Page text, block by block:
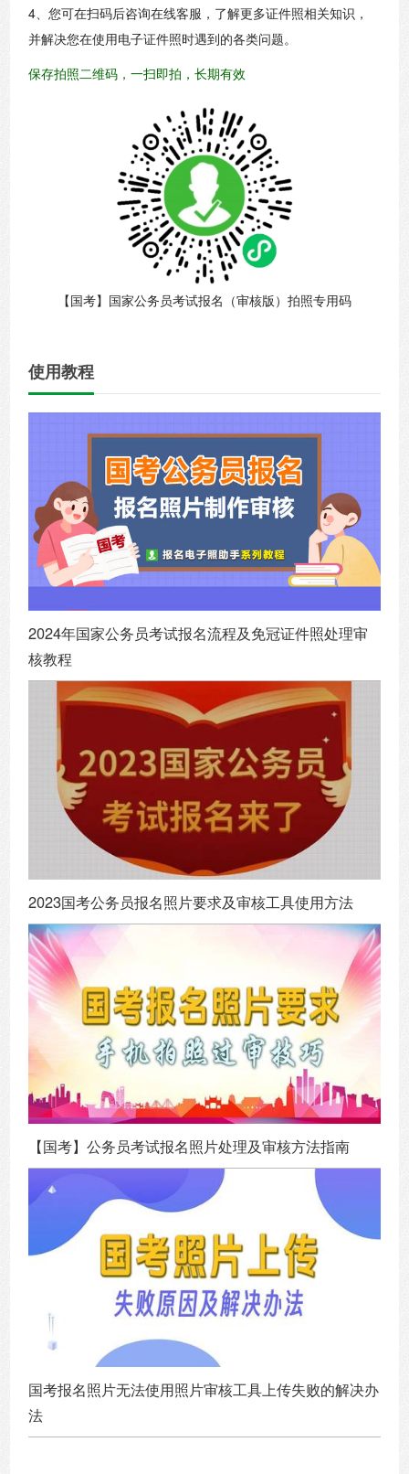
4、您可在扫码后咨询在线客服，了解更多证件照相关知识，
并解决您在使用电子证件照时遇到的各类问题。
保存拍照二维码，一扫即拍，长期有效
【国考】国家公务员考试报名（审核版）拍照专用码
使用教程
2024年国家公务员考试报名流程及免冠证件照处理审
核教程
2023国考公务员报名照片要求及审核工具使用方法
【国考】公务员考试报名照片处理及审核方法指南
国考报名照片无法使用照片审核工具上传失败的解决办
法